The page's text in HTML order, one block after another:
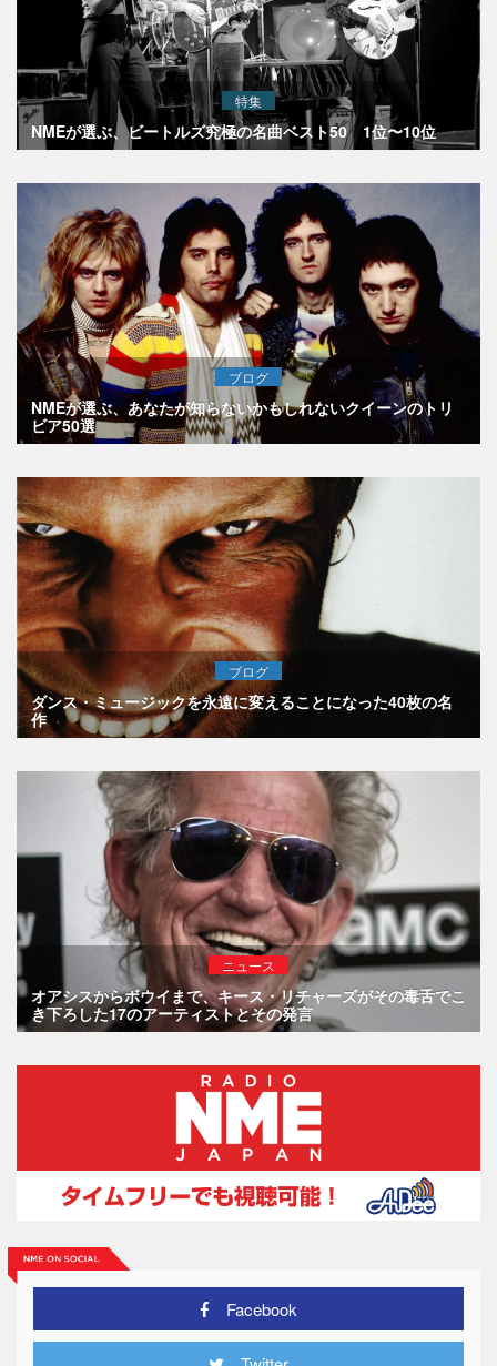
特集
NMEが選ぶ、ビートルズ究極の名曲ベスト50 1位〜10位
ブログ
NMEが選ぶ、あなたが知らないかもしれないクイーンのトリ
ビア50選
ブログ
ダンス・ミュージックを永遠に変えることになった40枚の名
作
ニュース
オアシスからボウイまで、キース・リチャーズがその毒舌でこ
き下ろした17のアーティストとその発言
Facebook